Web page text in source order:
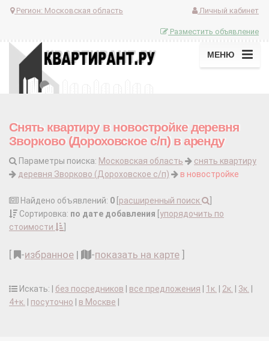
Регион: Московская область Личный кабинет
Разместить объявление
МЕНЮ
Снять квартиру в новостройке деревня
Зворково (Дороховское с/п) в аренду
Параметры поиска: Московская область
снять квартиру
деревня Зворково (Дороховское с/п)
в новостройке
Найдено объявлений: 0 расширенный поиск
Сортировка: по дате добавления упорядочить по
стоимости
-избранное | -показать на карте
Искать: | без посредников все предложения 1к. 2к. 3к.
4+к.
посуточно в Москве